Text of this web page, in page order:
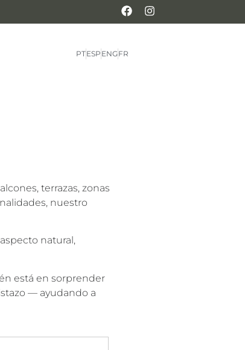
PTESP ENGFR
terrazas, zonas
nuestro
natural,
está en sorprender
— ayudando a